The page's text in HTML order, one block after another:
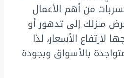
من أهم الأعمال
منزلك إلى تدهور أو
لارتفاع الأسعار، لذا
بالأسواق وبجودة